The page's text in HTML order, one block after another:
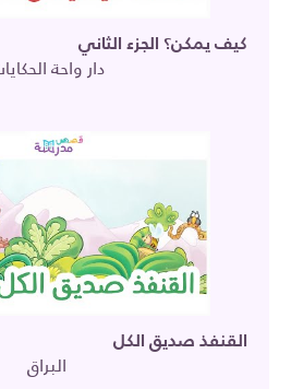
كيف يمكن؟ الجزء الثاني
دار واحة
القنفذ صديق الكل
البراق